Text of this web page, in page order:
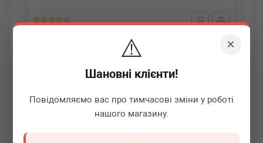
×
⚠️
Шановні клієнти!
Повідомляємо вас про тимчасові зміни у роботі
нашого магазину.
Датчик зовнішньої температури повітря Mazda CX-
Немає в наявності
Всі ціни